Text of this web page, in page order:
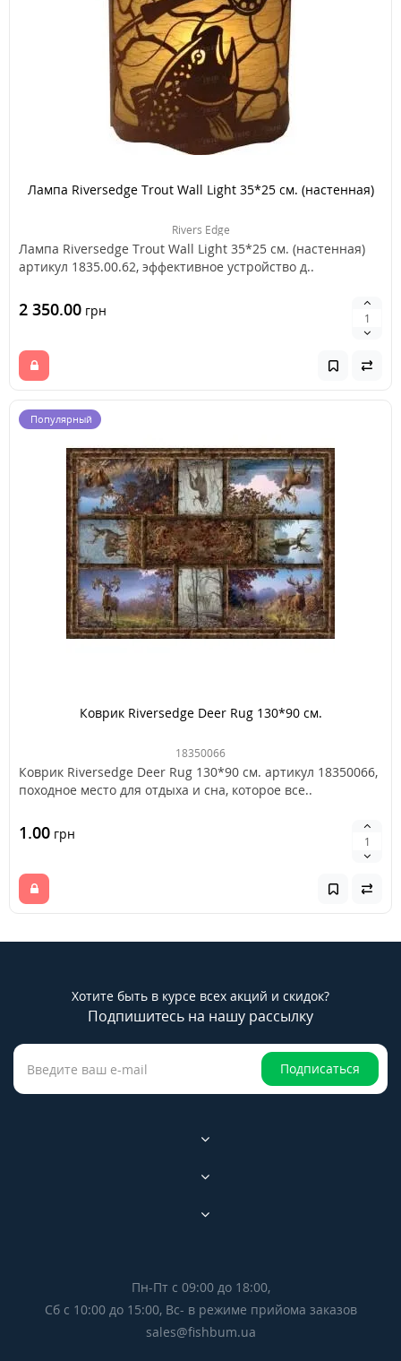
Лампа Riversedge Trout Wall Light 35*25 см. (настенная)
Rivers Edge
Лампа Riversedge Trout Wall Light 35*25 см. (настенная)
артикул 1835.00.62, эффективное устройство д..
2 350.00 грн
Популярный
Коврик Riversedge Deer Rug 130*90 см.
18350066
Коврик Riversedge Deer Rug 130*90 см. артикул 18350066,
походное место для отдыха и сна, которое все..
1.00 грн
Хотите быть в курсе всех акций и скидок?
Подпишитесь на нашу рассылку
Подписаться
Пн-Пт с 09:00 до 18:00,
Сб с 10:00 до 15:00, Вс- в режиме прийома заказов
sales@fishbum.ua